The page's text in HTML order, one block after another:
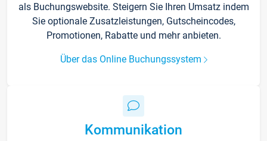
als Buchungswebsite. Steigern Sie Ihren Umsatz indem
Sie optionale Zusatzleistungen, Gutscheincodes,
Promotionen, Rabatte und mehr anbieten.
Über das Online Buchungssystem
Kommunikation